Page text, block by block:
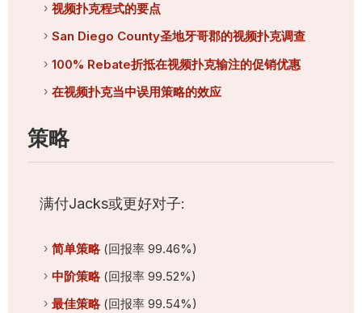
视频扑克程式的要点
San Diego County圣地牙哥郡的视频扑克调查
100% Rebate折抵在视频扑克输注的促销优惠
在视频扑克当中误用策略的效应
策略
满付Jacks或更好对子:
简单策略 (回报率 99.46%)
中阶策略 (回报率 99.52%)
最佳策略 (回报率 99.54%)